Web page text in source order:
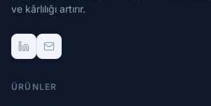
ve kârlılığı artırır.
ÜRÜNLER